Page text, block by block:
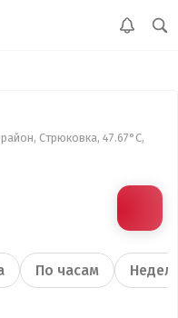
Стрюковка, 47.67°С,
По часам